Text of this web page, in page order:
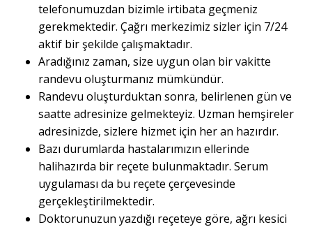
telefonumuzdan bizimle irtibata geçmeniz
gerekmektedir. Çağrı merkezimiz sizler için 7/24
aktif bir şekilde çalışmaktadır.
Aradığınız zaman, size uygun olan bir vakitte
randevu oluşturmanız mümkündür.
Randevu oluşturduktan sonra, belirlenen gün ve
saatte adresinize gelmekteyiz. Uzman hemşireler
adresinizde, sizlere hizmet için her an hazırdır.
Bazı durumlarda hastalarımızın ellerinde
halihazırda bir reçete bulunmaktadır. Serum
uygulaması da bu reçete çerçevesinde
gerçekleştirilmektedir.
Doktorunuzun yazdığı reçeteye göre, ağrı kesici